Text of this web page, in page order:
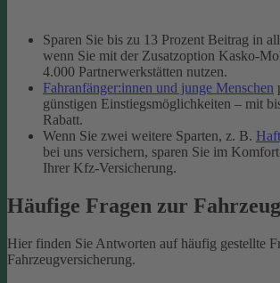
Sparen Sie bis zu 13 Prozent Beitrag in
wenn Sie mit der Zusatzoption Kasko-
4.000 Partnerwerkstätten nutzen.
Fahranfänger:innen und junge Menschen
günstigen Einstiegsmöglichkeiten – mit
Rabatt.
Wenn Sie zwei weitere Sparten, z. B.
bei uns versichern, sparen Sie im
Ihrer Kfz-Versicherung.
Häufige Fragen zur
Hier finden Sie Antworten auf häufig gestellte
Fahrzeugversicherung.